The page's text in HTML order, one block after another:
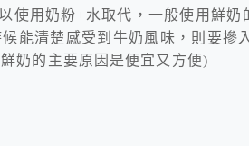
使用奶粉+水取代，一般使用鮮奶
能清楚感受到牛奶風味，則要摻
奶的主要原因是便宜又方便)